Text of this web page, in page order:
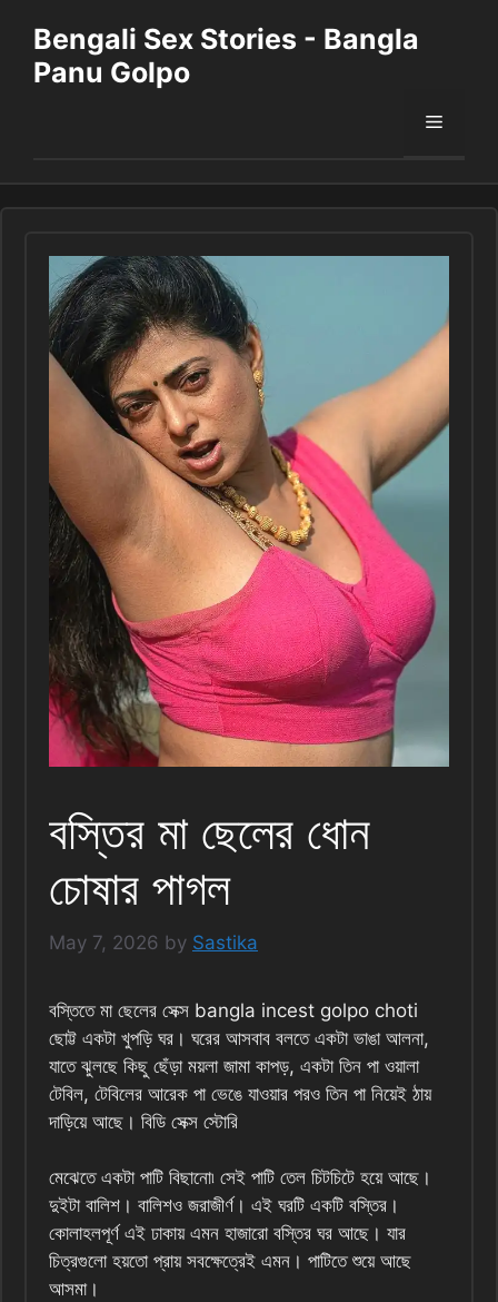
content
Bengali Sex Stories - Bangla
Panu Golpo
Menu
বস্তির মা ছেলের ধোন
চোষার পাগল
May 7, 2026 by Sastika
বস্তিতে মা ছেলের সেক্স bangla incest golpo choti
ছোট্ট একটা খুপড়ি ঘর। ঘরের আসবাব বলতে একটা ভাঙা আলনা,
যাতে ঝুলছে কিছু ছেঁড়া ময়লা জামা কাপড়, একটা তিন পা ওয়ালা
টেবিল, টেবিলের আরেক পা ভেঙে যাওয়ার পরও তিন পা নিয়েই ঠায়
দাড়িয়ে আছে। বিডি সেক্স স্টোরি
মেঝেতে একটা পাটি বিছানো৷ সেই পাটি তেল চিটচিটে হয়ে আছে।
দুইটা বালিশ। বালিশও জরাজীর্ণ। এই ঘরটি একটি বস্তির।
কোলাহলপূর্ণ এই ঢাকায় এমন হাজারো বস্তির ঘর আছে। যার
চিত্রগুলো হয়তো প্রায় সবক্ষেত্রেই এমন। পাটিতে শুয়ে আছে
আসমা।